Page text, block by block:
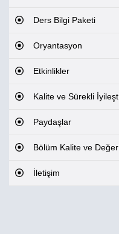
Ders Bilgi Paketi
Oryantasyon
Etkinlikler
Kalite ve Sürekli
Paydaşlar
Bölüm Kalite ve
İletişim